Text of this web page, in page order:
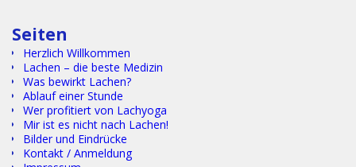
Seiten
Herzlich Willkommen
Lachen – die beste Medizin
Was bewirkt Lachen?
Ablauf einer Stunde
Wer profitiert von Lachyoga
Mir ist es nicht nach Lachen!
Bilder und Eindrücke
Kontakt / Anmeldung